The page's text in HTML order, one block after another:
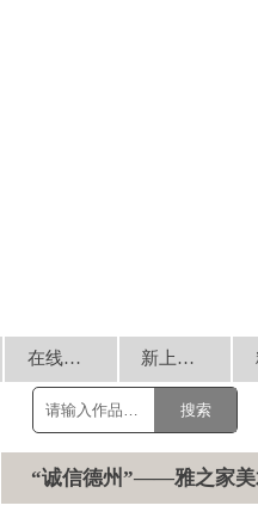
在线销售 新上书画
搜索
“诚信德州”——雅之家美